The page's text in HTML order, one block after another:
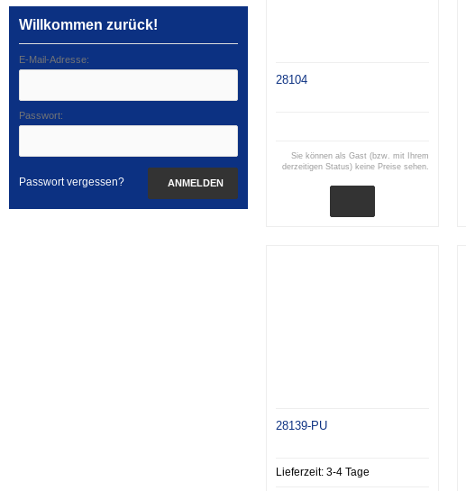
28104
Sie können als Gast (bzw. mit Ihrem
derzeitigen Status) keine Preise sehen.
28139-PU
Lieferzeit: 3-4 Tage
Willkommen zurück!
E-Mail-Adresse:
Passwort:
Passwort vergessen? ANMELDEN